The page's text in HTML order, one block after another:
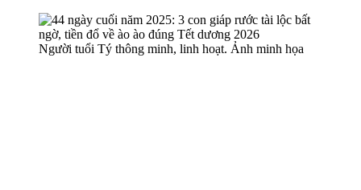
Người tuổi Tý thông minh, linh hoạt. Ảnh minh họa